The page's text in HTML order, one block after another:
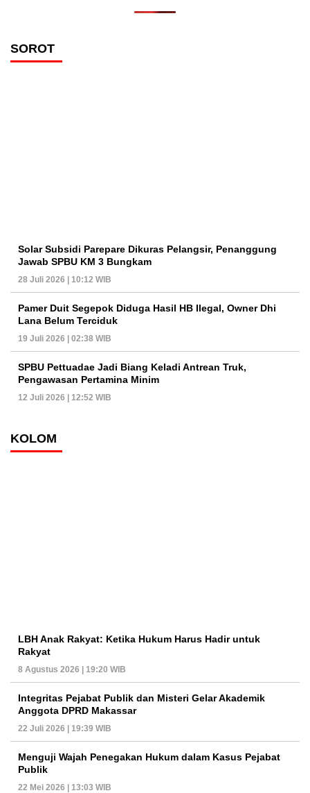
SOROT
Solar Subsidi Parepare Dikuras Pelangsir, Penanggung
Jawab SPBU KM 3 Bungkam
28 Juli 2026 | 10:12 WIB
Pamer Duit Segepok Diduga Hasil HB Ilegal, Owner Dhi
Lana Belum Terciduk
19 Juli 2026 | 02:38 WIB
SPBU Pettuadae Jadi Biang Keladi Antrean Truk,
Pengawasan Pertamina Minim
12 Juli 2026 | 12:52 WIB
KOLOM
LBH Anak Rakyat: Ketika Hukum Harus Hadir untuk
Rakyat
8 Agustus 2026 | 19:20 WIB
Integritas Pejabat Publik dan Misteri Gelar Akademik
Anggota DPRD Makassar
22 Juli 2026 | 19:39 WIB
Menguji Wajah Penegakan Hukum dalam Kasus Pejabat
Publik
22 Mei 2026 | 13:03 WIB